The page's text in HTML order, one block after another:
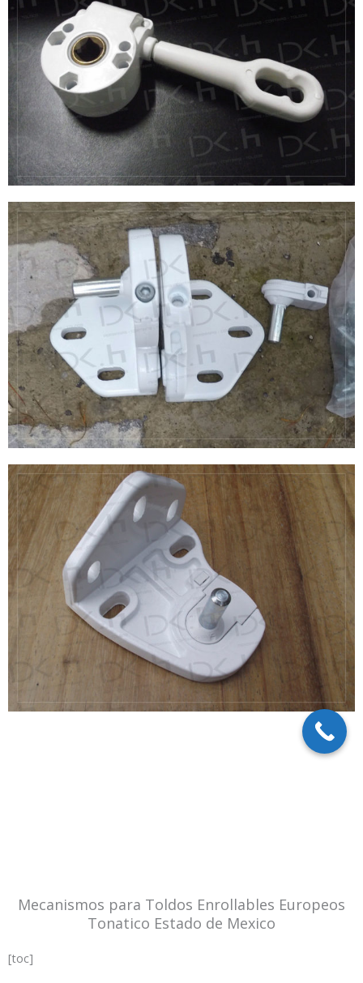
Mecanismos para Toldos Enrollables Europeos
Tonatico Estado de Mexico
[toc]